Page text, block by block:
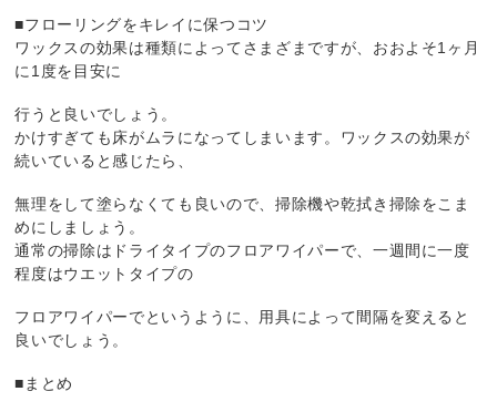
■フローリングをキレイに保つコツ
ワックスの効果は種類によってさまざまですが、おおよそ1ヶ月
に1度を目安に
行うと良いでしょう。
かけすぎても床がムラになってしまいます。ワックスの効果が
続いていると感じたら、
無理をして塗らなくても良いので、掃除機や乾拭き掃除をこま
めにしましょう。
通常の掃除はドライタイプのフロアワイパーで、一週間に一度
程度はウエットタイプの
フロアワイパーでというように、用具によって間隔を変えると
良いでしょう。
■まとめ